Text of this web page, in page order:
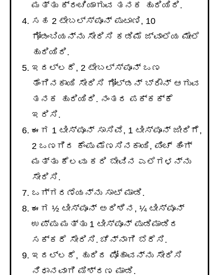
ಮತ್ತು ಕ್ರಂಚಿಯಾಗುವ ತನಕ ಹುರಿಯಿರಿ.
ಸಹ 2 ಟೇಬಲ್ಸ್ಪೂನ್ ಪುಟಾಣಿ, 10
ಗೋಡಂಬಿಯನ್ನು ಸೇರಿಸಿ ಕಡಿಮೆ ಜ್ವಾಲೆಯ ಮೇಲೆ
ಹುರಿಯಿರಿ.
ಇದಲ್ಲದೆ, 2 ಟೇಬಲ್ಸ್ಪೂನ್ ಒಣ
ತೆಂಗಿನಕಾಯಿ ಸೇರಿಸಿ ಗೋಲ್ಡನ್ ಬ್ರೌನ್ ಆಗುವ
ತನಕ ಹುರಿಯಿರಿ. ನಂತರ ಪಕ್ಕಕ್ಕೆ
ಇರಿಸಿ.
ಈಗ 1 ಟೀಸ್ಪೂನ್ ಸಾಸಿವೆ, 1 ಟೀಸ್ಪೂನ್ ಜೀರಿಗೆ,
2 ಒಣಗಿದ ಕೆಂಪು ಮೆಣಸಿನಕಾಯಿ, ಪಿಂಚ್ ಹಿಂಗ್
ಮತ್ತು ಕೆಲವು ಕರಿ ಬೇವಿನ ಎಲೆಗಳನ್ನು
ಸೇರಿಸಿ.
ಒಗ್ಗರಣೆಯನ್ನು ಸಾಟ್ ಮಾಡಿ.
ಈಗ ½ ಟೀಸ್ಪೂನ್ ಅರಿಶಿನ, ¼ ಟೀಸ್ಪೂನ್
ಉಪ್ಪು ಮತ್ತು 1 ಟೀಸ್ಪೂನ್ ಪುಡಿಮಾಡಿದ
ಸಕ್ಕರೆ ಸೇರಿಸಿ. ಚೆನ್ನಾಗಿ ಬೆರೆಸಿ.
ಇದಲ್ಲದೆ, ಹುರಿದ ಪೋಹಾವನ್ನು ಸೇರಿಸಿ
ನಿಧಾನವಾಗಿ ಮಿಶ್ರಣ ಮಾಡಿ.